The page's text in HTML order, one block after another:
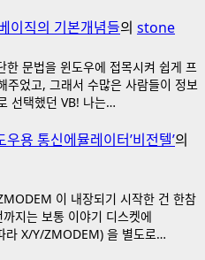
이직의 기본개념들의 stone
문법을 윈도우에 접목시켜 쉽게 프
주었고, 그래서 수많은 사람들이 정보
선택했던 VB! 나는…
용 통신에뮬레이터’비전텔’의
이 내장되기 시작한 건 한참
지는 보통 이야기 디스켓에
라 X/Y/ZMODEM) 을 별도로…